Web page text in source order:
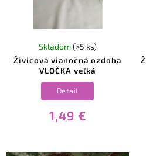
Živicová vianočná ozdoba
VLOČKA veľká
Skladom(>5 ks)
1,49 €
Detail